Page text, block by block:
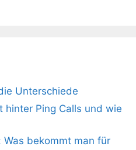
Unterschiede
hinter Ping Calls und wie
Was bekommt man für